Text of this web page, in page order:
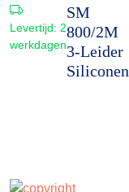
Levertijd: 2
werkdagen
SM
800/2M
3-Leider
Siliconen